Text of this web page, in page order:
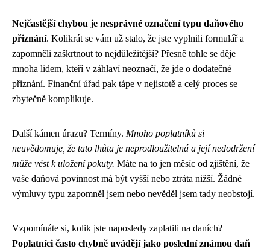
Nejčastější chybou je nesprávné označení typu daňového
přiznání. Kolikrát se vám už stalo, že jste vyplnili formulář a
zapomněli zaškrtnout to nejdůležitější? Přesně tohle se děje
mnoha lidem, kteří v záhlaví neoznačí, že jde o dodatečné
přiznání. Finanční úřad pak tápe v nejistotě a celý proces se
zbytečně komplikuje.
Další kámen úrazu? Termíny. Mnoho poplatníků si
neuvědomuje, že tato lhůta je neprodloužitelná a její nedodržení
může vést k uložení pokuty. Máte na to jen měsíc od zjištění, že
vaše daňová povinnost má být vyšší nebo ztráta nižší. Žádné
výmluvy typu zapomněl jsem nebo nevěděl jsem tady neobstojí.
Vzpomínáte si, kolik jste naposledy zaplatili na daních?
Poplatníci často chybně uvádějí jako poslední známou daň